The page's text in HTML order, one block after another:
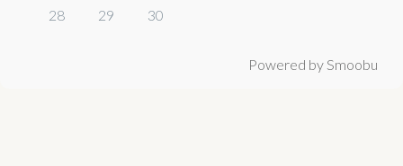
28 29 30
Powered by Smoobu